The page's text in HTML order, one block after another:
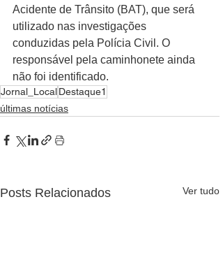
Acidente de Trânsito (BAT), que será
utilizado nas investigações
conduzidas pela Polícia Civil. O
responsável pela caminhonete ainda
não foi identificado.
Jornal_LocalDestaque1
últimas notícias
Posts Relacionados Ver tudo